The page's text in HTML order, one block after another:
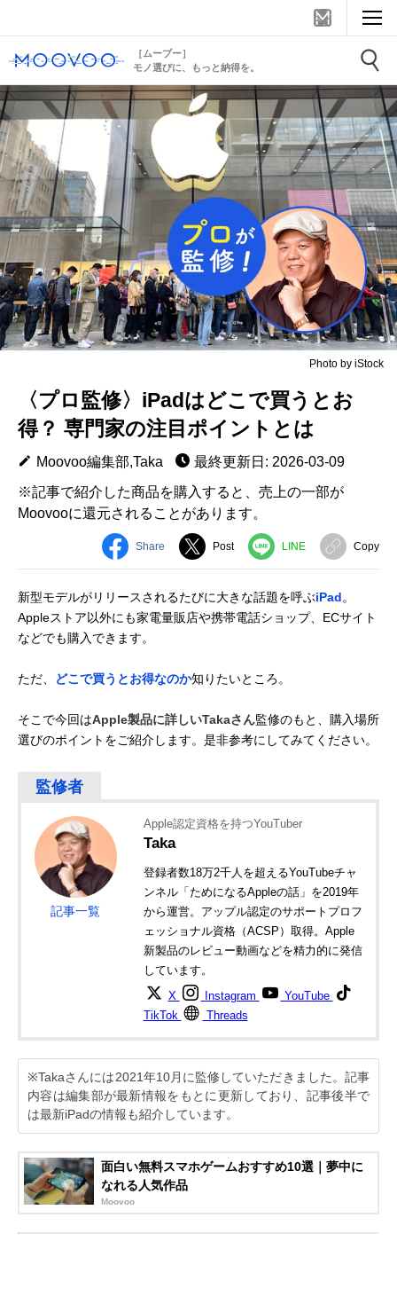
［ムーブー］
モノ選びに、もっと納得を。
Photo by iStock
〈プロ監修〉iPadはどこで買うとお
得？ 専門家の注目ポイントとは
Moovoo編集部,Taka
最終更新日: 2026-03-09
※記事で紹介した商品を購入すると、売上の一部が
Moovooに還元されることがあります。
Share Post LINE Copy
新型モデルがリリースされるたびに大きな話題を呼ぶiPad。
Appleストア以外にも家電量販店や携帯電話ショップ、ECサイト
などでも購入できます。
ただ、 どこで買うとお得なのか知りたいところ。
そこで今回はApple製品に詳しいTakaさん監修のもと、購入場所
選びのポイントをご紹介します。是非参考にしてみてください。
記事一覧
Apple認定資格を持つYouTuber
Taka
登録者数18万2千人を超えるYouTubeチャ
ンネル「ためになるAppleの話」を2019年
から運営。アップル認定のサポートプロフ
ェッショナル資格（ACSP）取得。Apple
新製品のレビュー動画などを精力的に発信
しています。
X Instagram
YouTube
TikTok
Threads
※Takaさんには2021年10月に監修していただきました。記事
内容は編集部が最新情報をもとに更新しており、記事後半で
は最新iPadの情報も紹介しています。
面白い無料スマホゲームおすすめ10選｜夢中に
なれる人気作品
Moovoo